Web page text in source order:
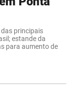
das principais
estande da
para aumento de